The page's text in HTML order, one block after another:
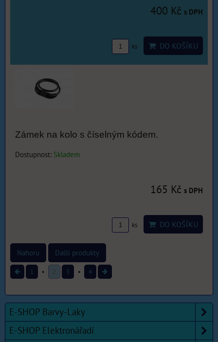
400 Kč s DPH
ks DO KOŠÍKU
Zámek na kolo s číselným kódem.
Dostupnost: Skladem
165 Kč s DPH
ks DO KOŠÍKU
Nahoru Další produkty
1 2 3 4
E-SHOP Barvy-Laky
E-SHOP Elektronářadí